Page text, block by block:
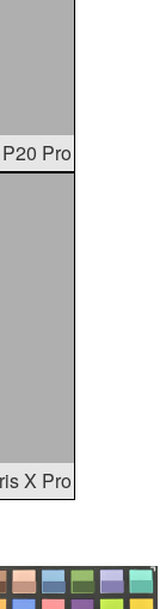
Pro
X Pro